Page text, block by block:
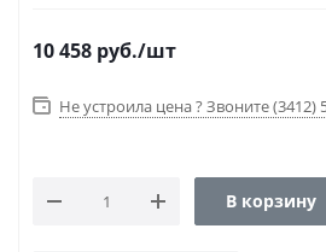
10 458 руб./шт
Не устроила цена ? Звоните (3412)
В корзину